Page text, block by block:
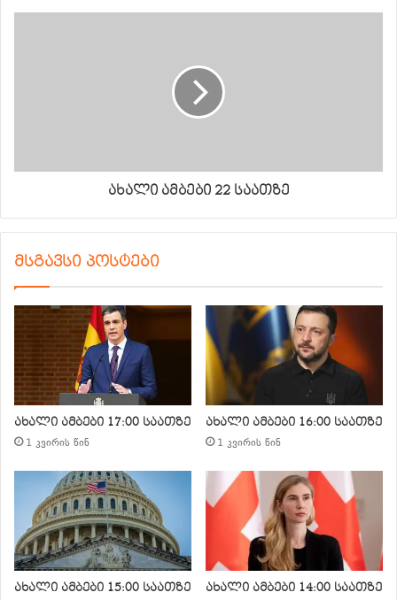
ახალი ამბები 22 საათზე
მსგავსი პოსტები
ახალი ამბები 17:00 საათზე
1 კვირის წინ
ახალი ამბები 16:00 საათზე
1 კვირის წინ
ახალი ამბები 15:00 საათზე ახალი ამბები 14:00 საათზე